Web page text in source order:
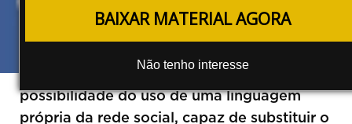
BAIXAR MATERIAL AGORA
Não tenho interesse
FBML – A Linguagem do Facebook
possibilidade do uso de uma linguagem
própria da rede social, capaz de substituir o